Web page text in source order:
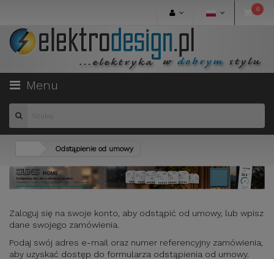
0
Menu
Odstąpienie od umowy
Zaloguj się na swoje konto, aby odstąpić od umowy, lub wpisz
dane swojego zamówienia.
Podaj swój adres e-mail oraz numer referencyjny zamówienia,
aby uzyskać dostęp do formularza odstąpienia od umowy.